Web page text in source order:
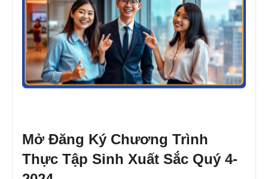
Mở Đăng Ký Chương Trình
Thực Tập Sinh Xuất Sắc Quý 4-